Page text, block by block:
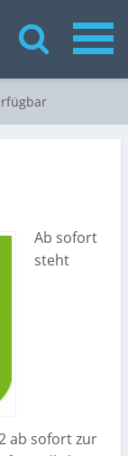
Ab sofort
steht
ab sofort zur